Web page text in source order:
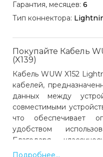
Гарантия, месяцев: 6
Тип коннектора:
Покупайте Кабель
(X139)
Кабель WUW X152
кабелей,
данных между
совместимыми
что обеспечивает
удобством
Благодаря
минималистичному
Подробнее...